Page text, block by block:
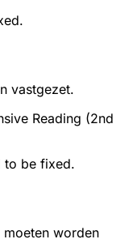
vastgezet.
Reading (2nd
to be fixed.
worden